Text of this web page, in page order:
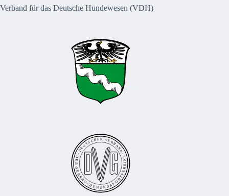
Verband für das Deutsche Hundewesen (VDH)